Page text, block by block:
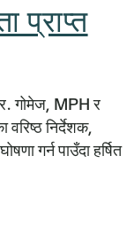
प्राप्त
गोमेज, MPH र
निर्देशक,
गर्न पाउँदा हर्षित